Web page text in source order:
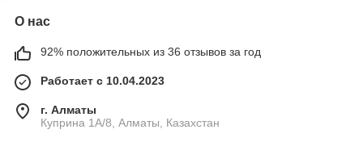
О нас
92% положительных из 36 отзывов за год
Работает с 10.04.2023
г. Алматы
Куприна 1A/8, Алматы, Казахстан